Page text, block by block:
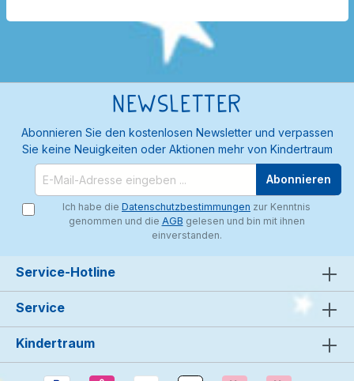
Newsletter
Abonnieren Sie den kostenlosen Newsletter und verpassen
Sie keine Neuigkeiten oder Aktionen mehr von Kindertraum
Abonnieren
Ich habe die Datenschutzbestimmungen zur Kenntnis
genommen und die AGB gelesen und bin mit ihnen
einverstanden.
Service-Hotline
Service
Kindertraum